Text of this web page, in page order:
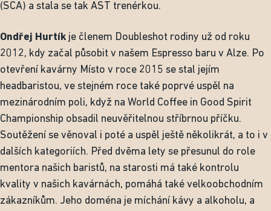
(SCA) a stala se tak AST trenérkou.
Ondřej Hurtík je členem Doubleshot rodiny už od roku
2012, kdy začal působit v našem Espresso baru v Alze. Po
otevření kavárny Místo v roce 2015 se stal jejím
headbaristou, ve stejném roce také poprvé uspěl na
mezinárodním poli, když na World Coffee in Good Spirit
Championship obsadil neuvěřitelnou stříbrnou příčku.
Soutěžení se věnoval i poté a uspěl ještě několikrát, a to i v
dalších kategoriích. Před dvěma lety se přesunul do role
mentora našich baristů, na starosti má také kontrolu
kvality v našich kavárnách, pomáhá také velkoobchodním
zákazníkům. Jeho doména je míchání kávy a alkoholu, a